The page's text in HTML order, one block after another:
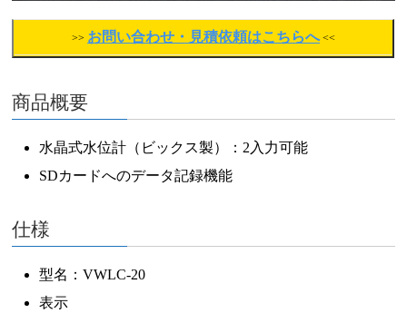
>> お問い合わせ・見積依頼はこちらへ<<
商品概要
水晶式水位計（ビックス製）：2入力可能
SDカードへのデータ記録機能
仕様
型名：VWLC-20
表示